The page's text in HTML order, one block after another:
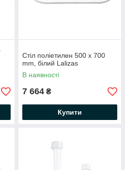
Стіл поліетилен 500 x 700
mm, білий Lalizas
В наявності
7 664 ₴
Купити